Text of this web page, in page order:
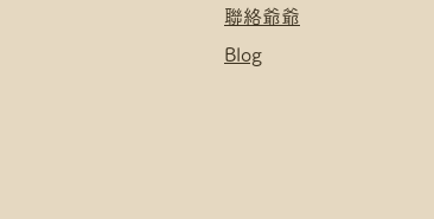
聯絡爺爺
Blog